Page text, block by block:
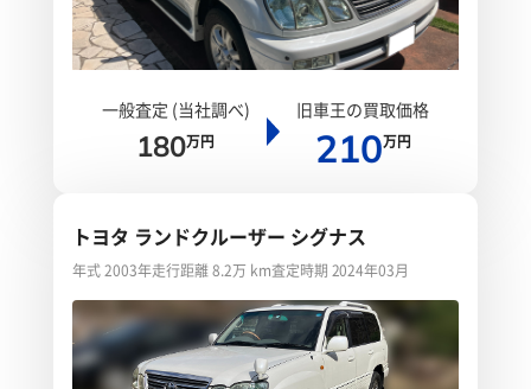
一般査定 (当社調べ)
180万円
旧車王の買取価格
210万円
トヨタ ランドクルーザー シグナス
年式 2003年走行距離 8.2万 km査定時期 2024年03月